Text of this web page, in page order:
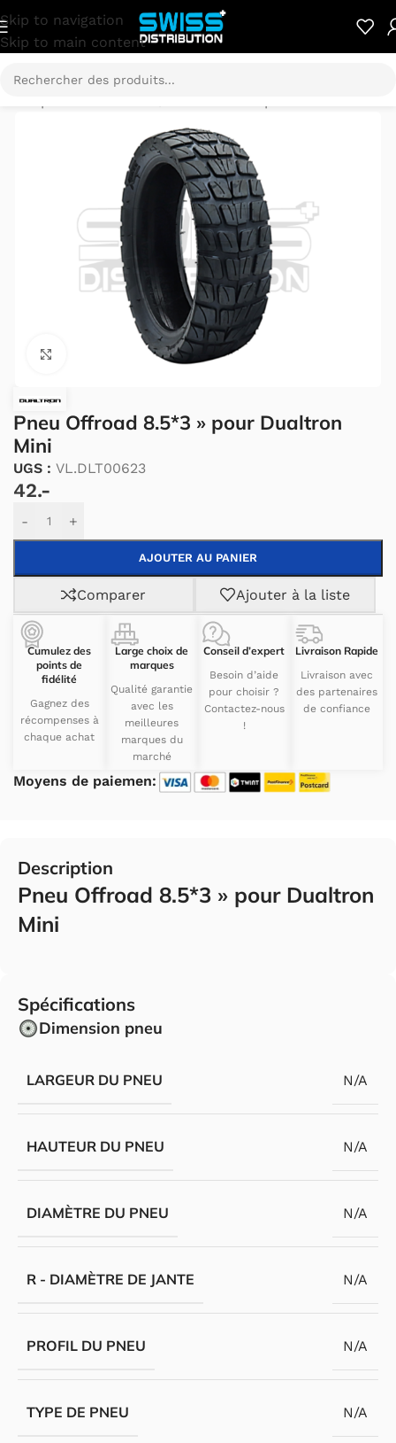
Skip to navigation
Skip to main content
Cliquez pour agrandir.
Pneu Offroad 8.5*3 » pour Dualtron
Mini
UGS : VL.DLT00623
42.-
- +
AJOUTER AU PANIER
Alternative:
Comparer Ajouter à la liste
Cumulez des
points de
fidélité
Gagnez des
récompenses à
chaque achat
Large choix de
marques
Qualité garantie
avec les
meilleures
marques du
marché
Conseil d’expert
Besoin d’aide
pour choisir ?
Contactez-nous
!
Livraison Rapide
Livraison avec
des partenaires
de confiance
Moyens de paiemen:
Description
Pneu Offroad 8.5*3 » pour Dualtron
Mini
Spécifications
Dimension pneu
LARGEUR DU PNEU N/A
HAUTEUR DU PNEU N/A
DIAMÈTRE DU PNEU N/A
R - DIAMÈTRE DE JANTE N/A
PROFIL DU PNEU N/A
TYPE DE PNEU N/A